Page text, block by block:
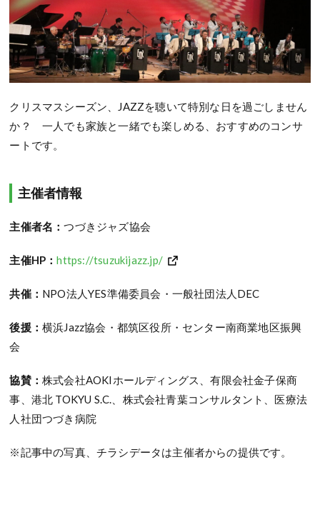
クリスマスシーズン、JAZZを聴いて特別な日を過ごしません
か？ 一人でも家族と一緒でも楽しめる、おすすめのコンサ
ートです。
主催者情報
主催者名：つづきジャズ協会
主催HP：https://tsuzukijazz.jp/
共催： NPO法人YES準備委員会・一般社団法人DEC
後援：横浜Jazz協会・都筑区役所・センター南商業地区振興
会
協賛：株式会社AOKIホールディングス、有限会社金子保商
事、港北 TOKYU S.C.、株式会社青葉コンサルタント、医療法
人社団つづき病院
※記事中の写真、チラシデータは主催者からの提供です。